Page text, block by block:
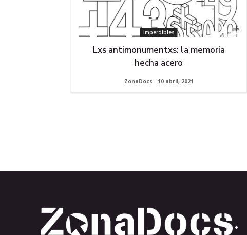
Imperdibles
Lxs antimonumentxs: la memoria
hecha acero
ZonaDocs - 10 abril, 2021
.